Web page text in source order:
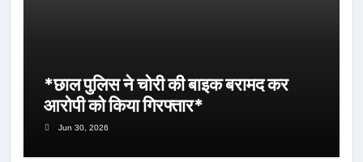
*छाल पुलिस ने चोरी की बाइक बरामद कर
आरोपी को किया गिरफ्तार*
Jun 30, 2026